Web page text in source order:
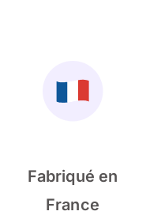
Fabriqué en
France